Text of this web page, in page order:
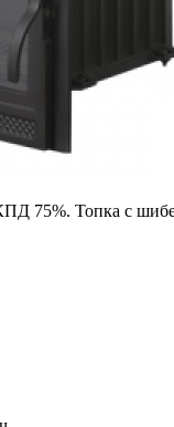
75%. Топка с